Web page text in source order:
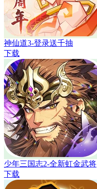
神仙道3-登录送千抽
下载
少年三国志2-全新虹金武将
下载